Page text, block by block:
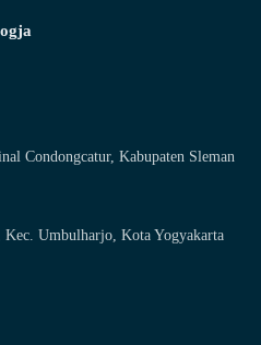
Condongcatur, Kabupaten Sleman
Kec. Umbulharjo, Kota Yogyakarta